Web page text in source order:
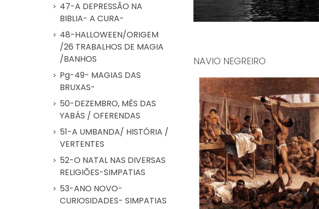
NAVIO NEGREIRO
47-A DEPRESSÃO NA
BIBLIA- A CURA-
48-HALLOWEEN/ORIGEM
/26 TRABALHOS DE MAGIA
/BANHOS
Pg-49- MAGIAS DAS
BRUXAS-
50-DEZEMBRO, MÊS DAS
YABÁS / OFERENDAS
51-A UMBANDA/ HISTÓRIA /
VERTENTES
52-O NATAL NAS DIVERSAS
RELIGIÕES-SIMPATIAS
53-ANO NOVO-
CURIOSIDADES- SIMPATIAS